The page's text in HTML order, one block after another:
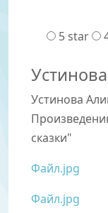
5 star
Устинова
сказки"
Файл.jpg
Файл.jpg